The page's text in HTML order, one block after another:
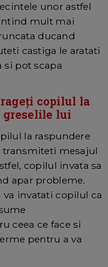
unor astfel
mult mai
ducand
castiga le aratati
si pot scapa
copilul la
greselile lui
la raspundere
transmiteti mesajul
copilul invata sa
apar probleme.
invatati copilul ca
ceea ce face si
pentru a va